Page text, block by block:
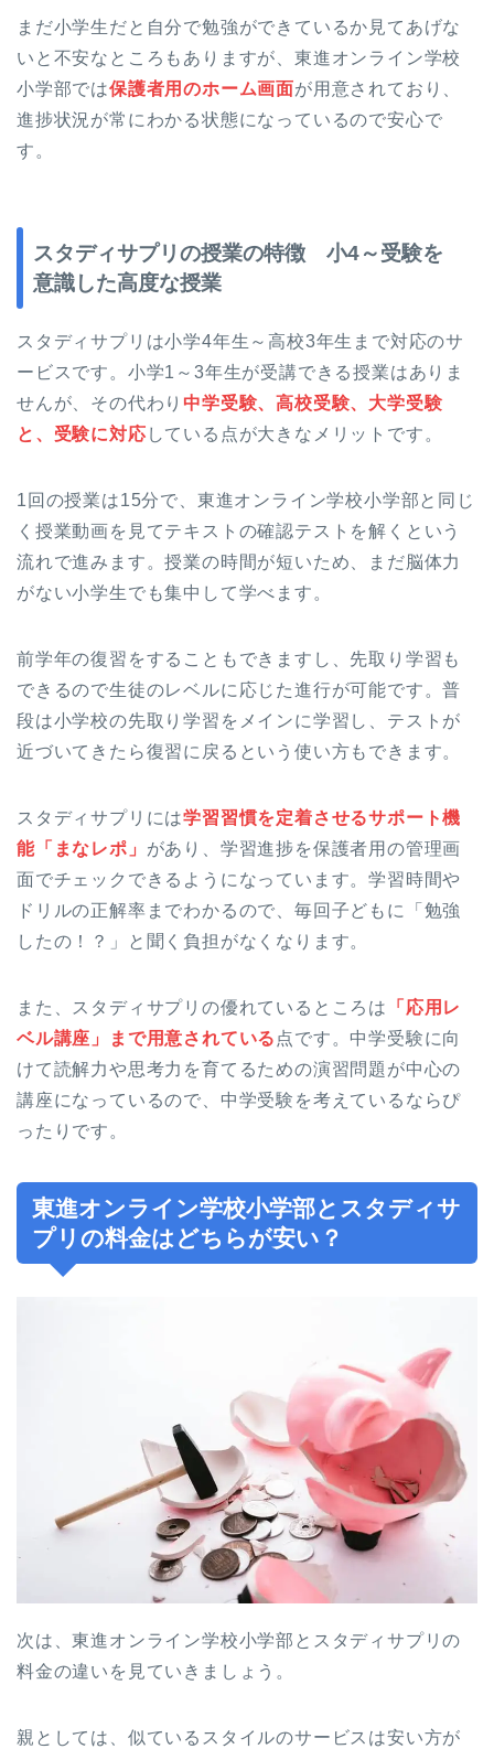
まだ小学生だと自分で勉強ができているか見てあげな
いと不安なところもありますが、東進オンライン学校
小学部では保護者用のホーム画面が用意されており、
進捗状況が常にわかる状態になっているので安心で
す。
スタディサプリの授業の特徴 小4～受験を
意識した高度な授業
スタディサプリは小学4年生～高校3年生まで対応のサ
ービスです。小学1～3年生が受講できる授業はありま
せんが、その代わり 中学受験、高校受験、大学受験
と、受験に対応 している点が大きなメリットです。
1回の授業は15分で、東進オンライン学校小学部と同じ
く授業動画を見てテキストの確認テストを解くという
流れで進みます。授業の時間が短いため、まだ脳体力
がない小学生でも集中して学べます。
前学年の復習をすることもできますし、先取り学習も
できるので生徒のレベルに応じた進行が可能です。普
段は小学校の先取り学習をメインに学習し、テストが
近づいてきたら復習に戻るという使い方もできます。
スタディサプリには学習習慣を定着させるサポート機
能「まなレポ」 があり、学習進捗を保護者用の管理画
面でチェックできるようになっています。学習時間や
ドリルの正解率までわかるので、毎回子どもに「勉強
したの！？」と聞く負担がなくなります。
また、スタディサプリの優れているところは
「応用レ
ベル講座」まで用意されている 点です。中学受験に向
けて読解力や思考力を育てるための演習問題が中心の
講座になっているので、中学受験を考えているならぴ
ったりです。
東進オンライン学校小学部とスタディサ
プリの料金はどちらが安い？
次は、東進オンライン学校小学部とスタディサプリの
料金の違いを見ていきましょう。
親としては、似ているスタイルのサービスは安い方が